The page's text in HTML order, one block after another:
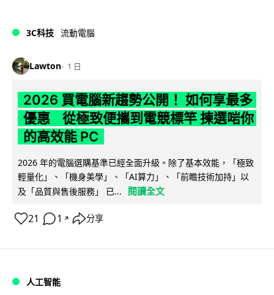
3C科技 流動電腦
Lawton 1 日
2026 買電腦新趨勢公開！ 如何享最多
優惠 從極致便攜到電競標竿 揀選啱你
的高效能 PC
2026 年的電腦選購基準已經全面升級。除了基本效能，「極致
輕量化」、「機身美學」、「AI算力」、「前瞻技術加持」以
及「品質與售後服務」 已...
閱讀全文
21 1 ↗ 分享
人工智能